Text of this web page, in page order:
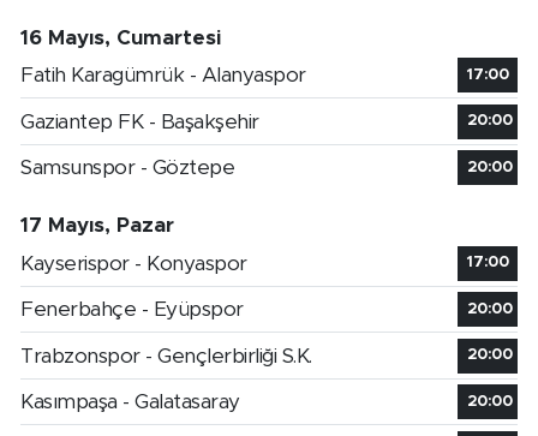
16 Mayıs, Cumartesi
Fatih Karagümrük - Alanyaspor
17:00
Gaziantep FK - Başakşehir 20:00
Samsunspor - Göztepe 20:00
17 Mayıs, Pazar
Kayserispor - Konyaspor
17:00
Fenerbahçe - Eyüpspor 20:00
Trabzonspor - Gençlerbirliği S.K. 20:00
Kasımpaşa - Galatasaray 20:00